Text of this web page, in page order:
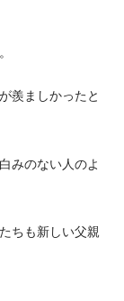
羨ましかったと
みのない人のよ
ちも新しい父親